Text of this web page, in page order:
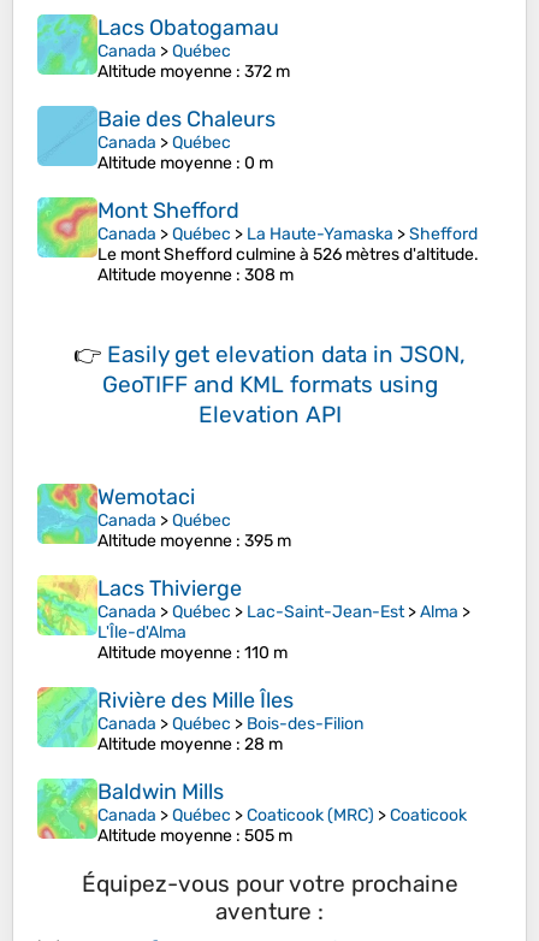
Lacs Obatogamau
Canada >Québec
Altitude moyenne : 372 m
Baie des Chaleurs
Canada >Québec
Altitude moyenne : 0 m
Mont Shefford
Canada >Québec > La Haute-Yamaska >Shefford
Le mont Shefford culmine à 526 mètres d'altitude.
Altitude moyenne : 308 m
👉 Easily get elevation data in JSON,
GeoTIFF and KML formats using
Elevation API
Wemotaci
Canada >Québec
Altitude moyenne : 395 m
Lacs Thivierge
Canada >Québec > Lac-Saint-Jean-Est>Alma >
L'Île-d'Alma
Altitude moyenne : 110 m
Rivière des Mille Îles
Canada >Québec > Bois-des-Filion
Altitude moyenne : 28 m
Baldwin Mills
Canada >Québec >Coaticook (MRC) >Coaticook
Altitude moyenne : 505 m
Équipez-vous pour votre prochaine
aventure :